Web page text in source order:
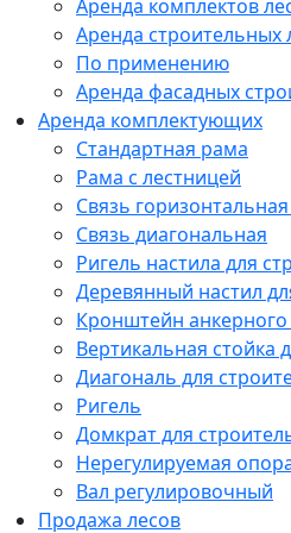
Аренда комплектов
Аренда строительных
По применению
Аренда фасадных
Аренда комплектующих
Стандартная рама
Рама с лестницей
Связь
Связь диагональная
Ригель настила для
Деревянный настил
Кронштейн анкерного
Вертикальная стойка
Диагональ для
Ригель
Домкрат для
Нерегулируемая
Вал регулировочный
Продажа лесов